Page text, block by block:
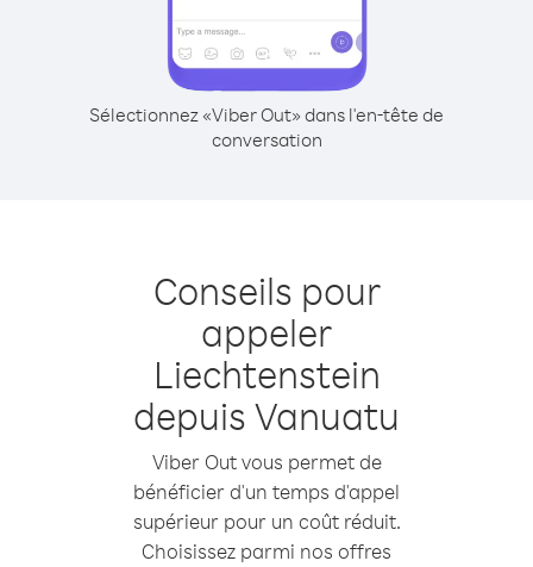
Sélectionnez «Viber Out» dans l'en-tête de
conversation
Conseils pour
appeler
Liechtenstein
depuis Vanuatu
Viber Out vous permet de
bénéficier d'un temps d'appel
supérieur pour un coût réduit.
Choisissez parmi nos offres